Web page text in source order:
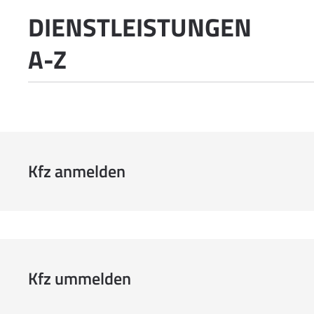
DIENSTLEISTUNGEN
A-Z
Kfz anmelden
Kfz ummelden